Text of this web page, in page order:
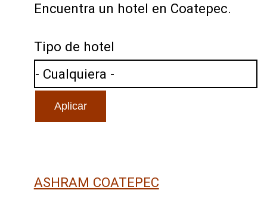
Encuentra un hotel en Coatepec.
Tipo de hotel
ASHRAM COATEPEC